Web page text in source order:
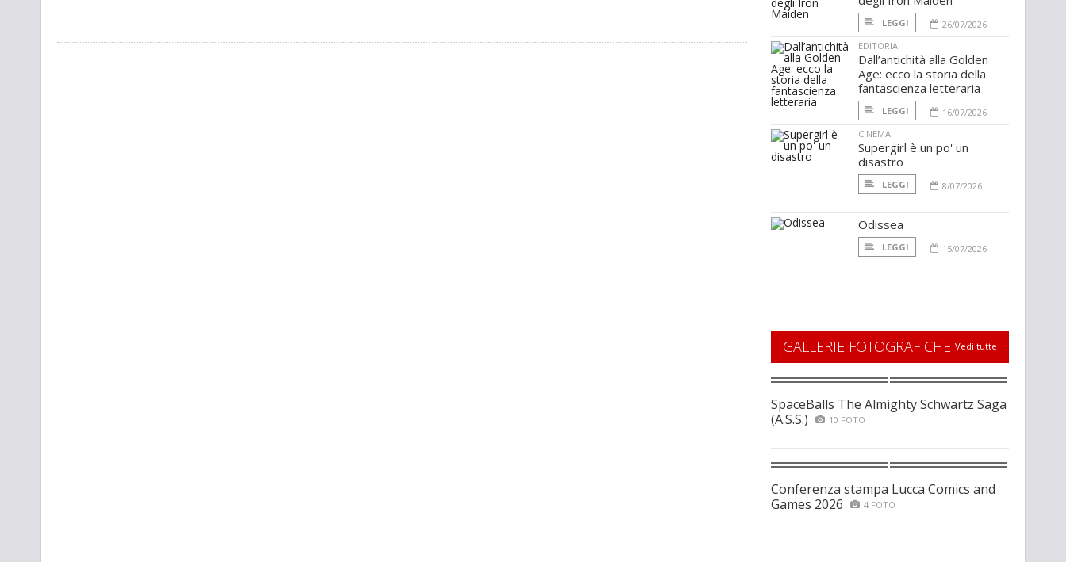
LEGGI
26/07/2026
EDITORIA
Dall’antichità alla Golden
Age: ecco la storia della
fantascienza letteraria
LEGGI
16/07/2026
CINEMA
Supergirl è un po' un
disastro
LEGGI 8/07/2026
Odissea
LEGGI 15/07/2026
GALLERIE FOTOGRAFICHE Vedi tutte
SpaceBalls The Almighty Schwartz Saga
(A.S.S.)
10 FOTO
Conferenza stampa Lucca Comics and
Games 2026
4 FOTO